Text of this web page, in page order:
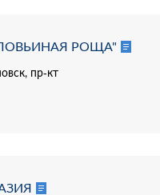
РОЩА"
пр-кт